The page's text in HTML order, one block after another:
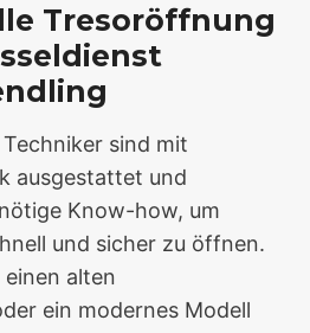
Tresoröffnung
sind mit
ausgestattet und
Know-how, um
und sicher zu öffnen.
einen alten
ein modernes Modell